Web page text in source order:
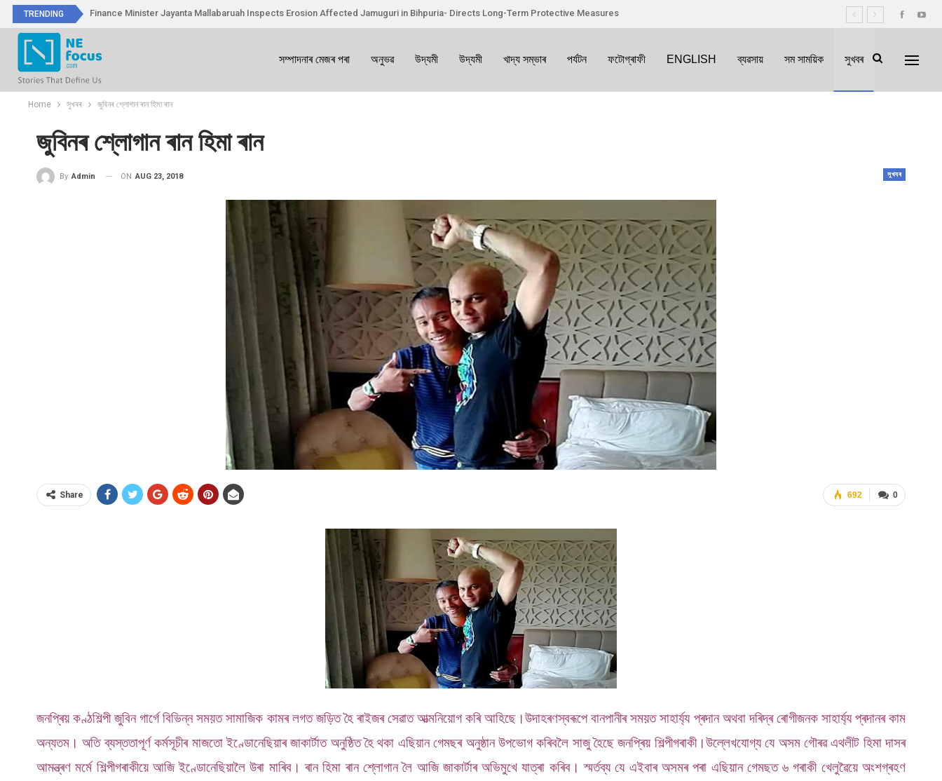
TRENDING Finance Minister Jayanta Mallabaruah Inspects Erosion Affected Jamuguri in Bihpuria- Directs Long-Term Protective Measures
সম্পাদনাৰ মেজৰ পৰা অনুভৱ উদ্যমী উদ্যমী খাদ্য সম্ভাৰ পৰ্যটন ফটোগ্ৰাফী ENGLISH ব্যৱসায় সম সাময়িক সুখবৰ
Home সুখবৰ জুবিনৰ শ্লোগান ৰান হিমা ৰান
জুবিনৰ শ্লোগান ৰান হিমা ৰান
সুখবৰ
By Admin ON AUG 23, 2018
0
692
Share
জনপ্ৰিয় কণ্ঠশিল্পী জুবিন গাৰ্গে বিভিন্ন সময়ত সামাজিক কামৰ লগত জড়িত হৈ ৰাইজৰ সেৱাত আত্মনিয়োগ কৰি আহিছে।উদাহৰণস্বৰূপে বানপানীৰ সময়ত সাহাৰ্য্য প্ৰদান অথবা দৰিদ্ৰ ৰোগীজনক সাহাৰ্য্য প্ৰদানৰ কাম
অন্যতম। অতি ব্যস্ততাপূৰ্ণ কৰ্মসূচীৰ মাজতো ইণ্ডোনেছিয়াৰ জাকাৰ্টাত অনুষ্ঠিত হৈ থকা এছিয়ান গেমছৰ অনুষ্ঠান উপভোগ কৰিবলৈ সাজু হৈছে জনপ্ৰিয় শিল্পীগৰাকী।উল্লেখযোগ্য যে অসম গৌৰৱ এথলীট হিমা দাসৰ
আমন্ত্ৰণ মৰ্মে শিল্পীগৰাকীয়ে আজি ইণ্ডোনেছিয়ালৈ উৰা মাৰিব।ৰান হিমা ৰান শ্লোগান লৈ আজি জাকাৰ্টাৰ অভিমুখে যাত্ৰা কৰিব।স্মৰ্তব্য যে এইবাৰ অসমৰ পৰা এছিয়ান গেমছত ৬ গৰাকী খেলুৱৈয়ে অংশগ্ৰহণ